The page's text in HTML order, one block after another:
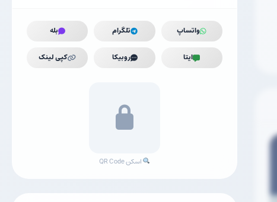
واتساپ تلگرام بله
ایتا روبیکا کپی لینک
اسکن QR Code